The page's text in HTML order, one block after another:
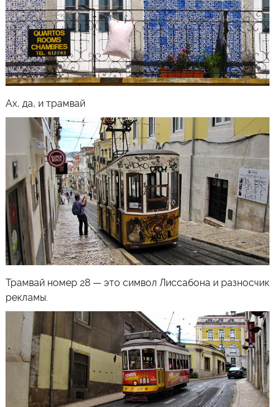
Ах, да, и трамвай
Трамвай номер 28 — это символ Лиссабона и разносчик
рекламы.